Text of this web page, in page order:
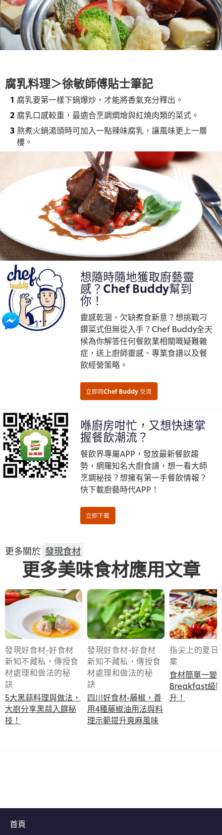
腐乳料理＞徐敏師傅貼士筆記
腐乳要第一樣下鍋爆炒，才能將香氣充分釋出。
腐乳口感較重，最適合烹調燜燴與紅燒肉類的菜式。
熬煮火鍋湯頭時可加入一點辣味腐乳，讓風味更上一層
樓。
想隨時隨地獲取廚藝靈
感？Chef Buddy幫到
你！
靈感乾涸、欠缺煮食新意？想挑戰刁
鑽菜式但無從入手？Chef Buddy全天
候為你解答任何餐飲業相關嘅疑難雜
症，送上廚師靈感、專業食譜以及餐
飲經營策略。
喺廚房咁忙，又想快速掌
握餐飲潮流？
餐飲界專屬APP，發放最新餐飲趨
勢，網羅知名大廚食譜，想一看大師
烹調秘技？想擁有第一手餐飲情報？
快下載廚藝時代APP！
更多關於 發現食材
更多美味食材應用文章
發現好食材-好食材
新知不藏私，傳授食
材處理和做法的秘
訣
5大黑蒜料理與做法，
大廚分享黑蒜入饌秘
技！
發現好食材-好食材
新知不藏私，傳授食
材處理和做法的秘
訣
四川好食材-藤椒，善
用4種藤椒油用法與料
理示範提升爽麻風味
指尖上的夏日
案
食材簡單一變 All Day
Breakfast級
升！
首頁